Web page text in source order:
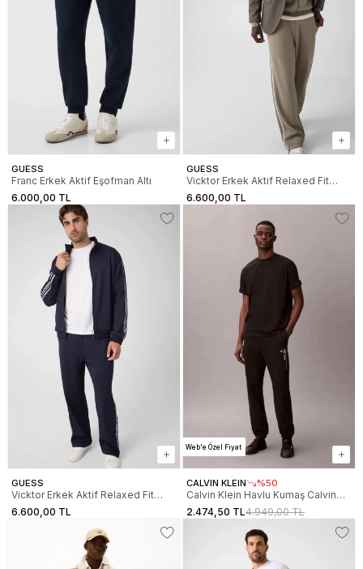
GUESS
Franc Erkek Aktif Eşofman Altı
6.000,00 TL
GUESS
Vicktor Erkek Aktif Relaxed Fit
Scuba Eşofman Altı
6.600,00 TL
GUESS
Vicktor Erkek Aktif Relaxed Fit
Scuba Eşofman Altı
6.600,00 TL
Web'e Özel Fiyat
CALVIN KLEIN %50
Calvin Klein Havlu Kumaş Calvin
1968 Grafikli Erkek Siyah Eşofman
Altı LV14RF248G-UB1
2.474,50 TL4.949,00 TL